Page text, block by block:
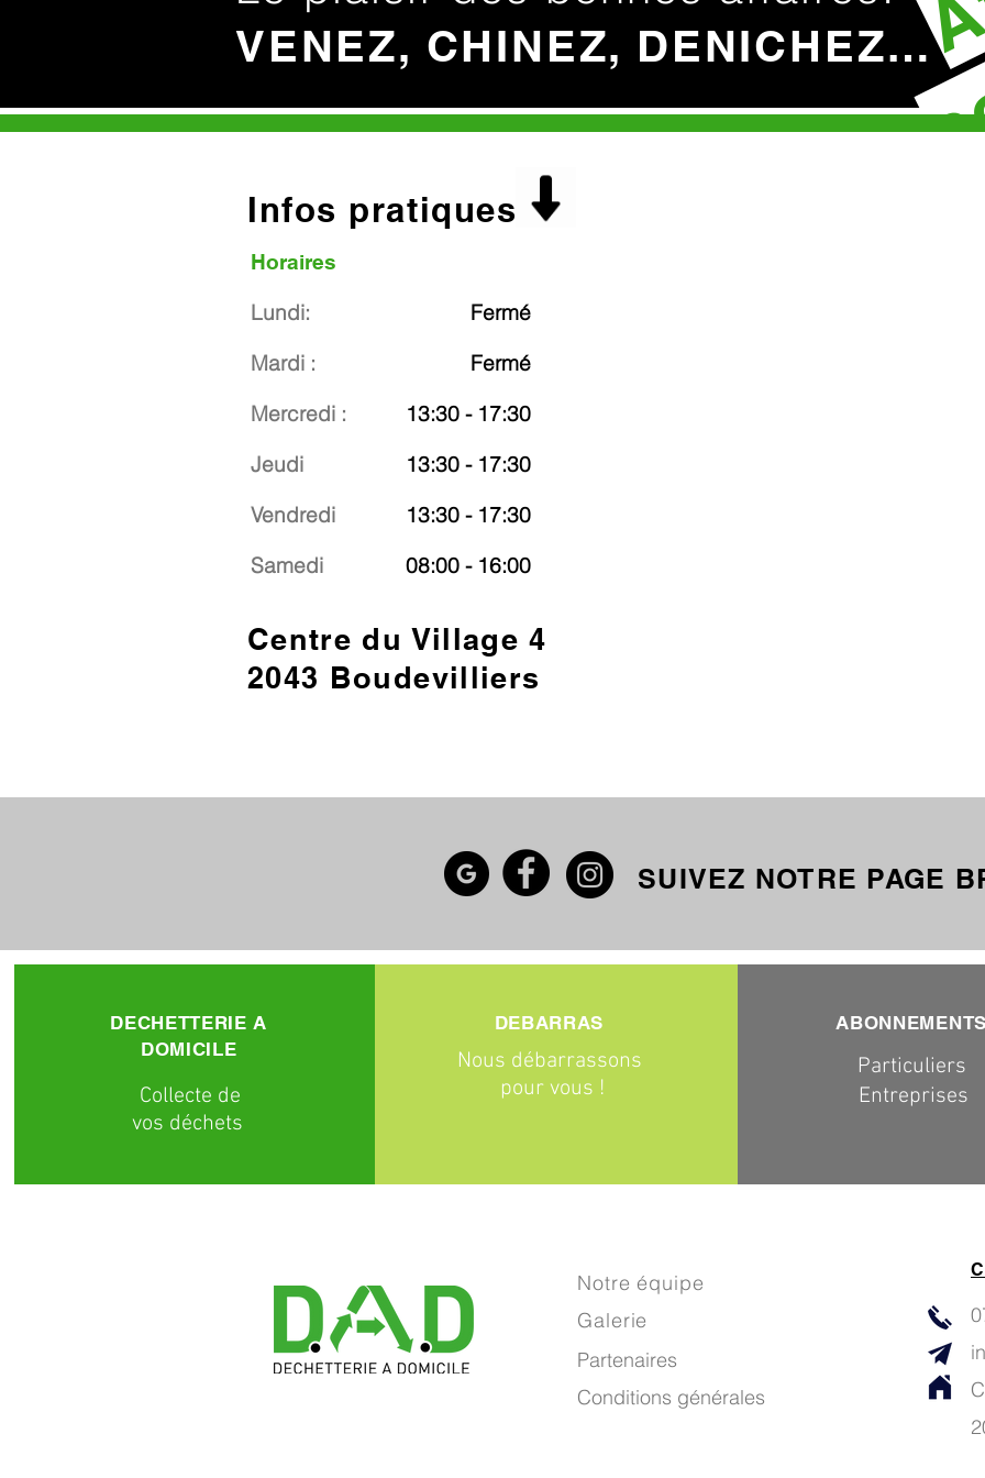
VENEZ, CHINEZ, DENICHEZ…
Infos pratiques
Horaires
Lundi:
Mardi :
Mercredi :
Jeudi
Vendredi
Samedi
Fermé
Fermé
13:30 - 17:30
13:30 - 17:30
13:30 - 17:30
08:00 - 16:00
Centre du Village 4
2043 Boudevilliers
SUIVEZ NOTRE PAGE
Notre équipe
Galerie
Partenaires
Conditions générales
DECHETTERIE A
DOMICILE
Collecte de
vos déchets
DEBARRAS
Nous débarrassons
pour vous !
ABONNEMENTS
Particuliers
Entreprises